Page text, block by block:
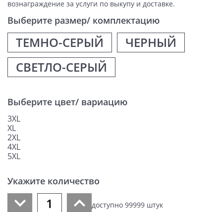
вознаграждение за услуги по выкупу и доставке.
Выберите размер/ комплектацию
ТЕМНО-СЕРЫЙ
ЧЕРНЫЙ
СВЕТЛО-СЕРЫЙ
Выберите цвет/ вариацию
3XL
XL
2XL
4XL
5XL
Укажите количество
доступно 99999 штук